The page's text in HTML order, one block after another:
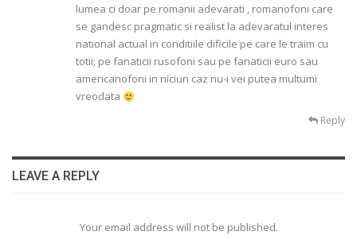
lumea ci doar pe romanii adevarati , romanofoni care
se gandesc pragmatic si realist la adevaratul interes
national actual in conditiile dificile pe care le traim cu
totii; pe fanaticii rusofoni sau pe fanaticii euro sau
americanofoni in niciun caz nu-i vei putea multumi
vreodata
Reply
LEAVE A REPLY
Your email address will not be published.